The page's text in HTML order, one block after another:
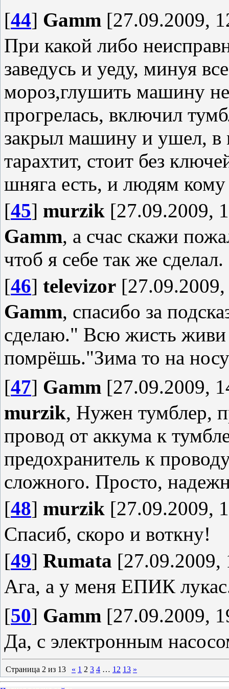
[44] Gamm [27.09.2009,
При какой либо
заведусь и уеду, минуя
мороз,глушить машину
прогрелась, включил
закрыл машину и ушел, в
тарахтит, стоит без
шняга есть, и людям
[45] murzik [27.09.2009,
Gamm, а счас скажи
чтоб я себе так же
[46] televizor
Gamm, спасибо за
сделаю." Всю жисть живи
помрёшь."Зима то на
[47] Gamm [27.09.2009,
murzik, Нужен тумблер,
провод от аккума к
предохранитель к
сложного. Просто,
[48] murzik [27.09.2009,
Спасиб, скоро и воткну!
[49] Rumata [27.09.2009,
Ага, а у меня ЕПИК
[50] Gamm [27.09.2009,
Да, с электронным
Страница 2 из 13 « 1 2 3 4 … 12 13 »